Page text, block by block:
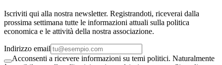
Iscriviti qui alla nostra newsletter. Registrandoti, riceverai dalla
prossima settimana tutte le informazioni attuali sulla politica
economica e le attività della nostra associazione.
Indirizzo email
Acconsenti a ricevere informazioni su temi politici. Naturalmente